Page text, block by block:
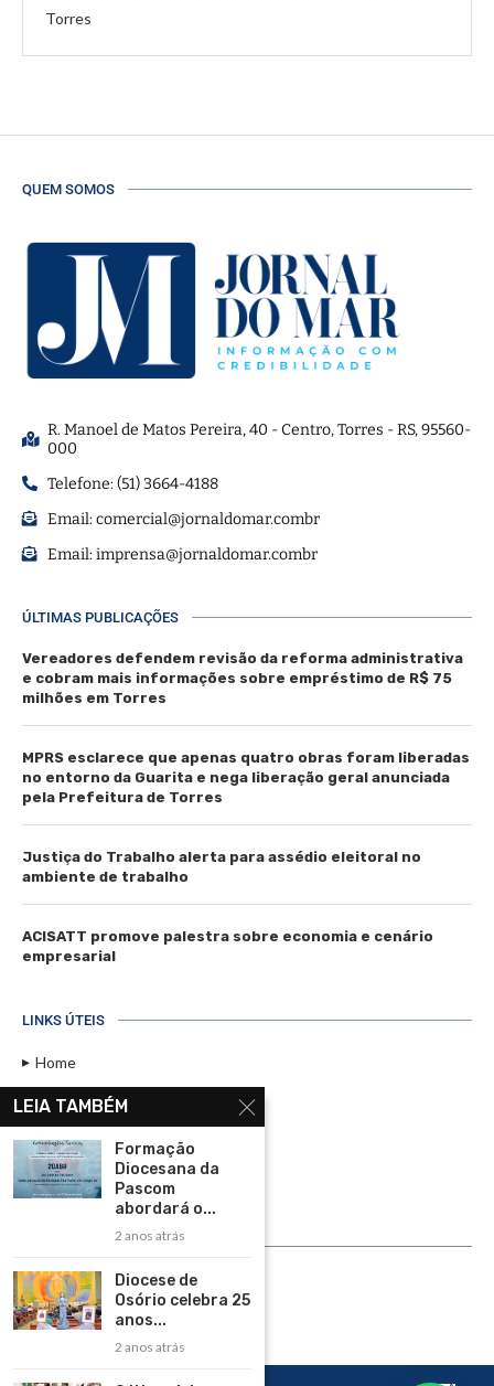
Torres
QUEM SOMOS
R. Manoel de Matos Pereira, 40 - Centro, Torres - RS, 95560-
000
Telefone: (51) 3664-4188
Email:comercial@jornaldomar.combr
Email:imprensa@jornaldomar.combr
ÚLTIMAS PUBLICAÇÕES
Vereadores defendem revisão da reforma administrativa
e cobram mais informações sobre empréstimo de R$ 75
milhões em Torres
MPRS esclarece que apenas quatro obras foram liberadas
no entorno da Guarita e nega liberação geral anunciada
pela Prefeitura de Torres
Justiça do Trabalho alerta para assédio eleitoral no
ambiente de trabalho
ACISATT promove palestra sobre economia e cenário
empresarial
LINKS ÚTEIS
Home
Assinar
Contato
Política de Privacidade
Rádio Maristela - Ao Vivo
ASSINE
LEIA TAMBÉM
Formação
Diocesana da
Pascom
abordará o...
2 anos atrás
Diocese de
Osório celebra 25
anos...
2 anos atrás